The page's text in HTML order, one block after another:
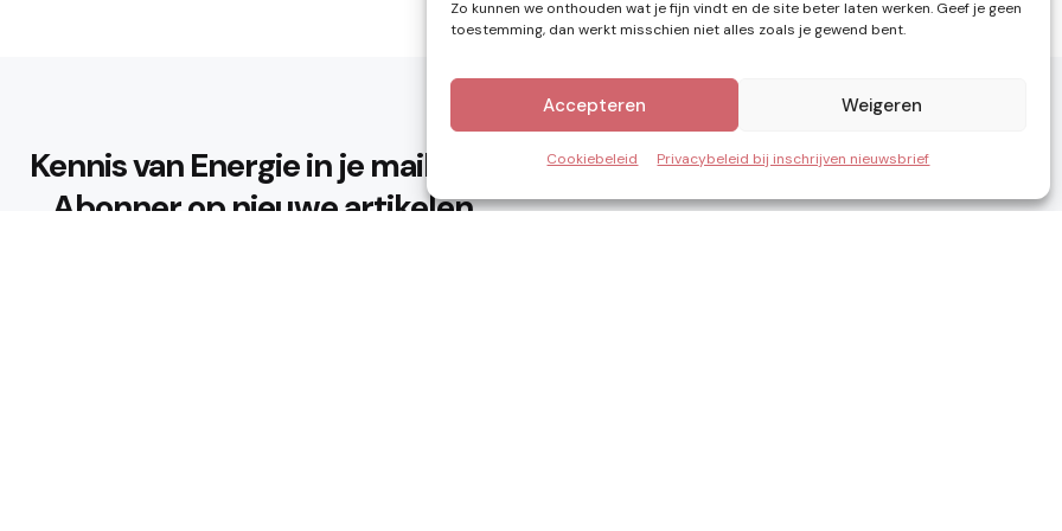
Zo kunnen we onthouden wat je fijn vindt en de site beter laten werken. Geef je geen
toestemming, dan werkt misschien niet alles zoals je gewend bent.
Accepteren Weigeren
Cookiebeleid Privacybeleid bij inschrijven nieuwsbrief
Kennis van Energie in je mailbox?
Abonner op nieuwe artikelen.